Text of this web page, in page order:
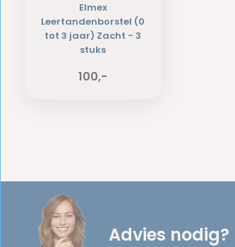
Elmex
Leertandenborstel (0
tot 3 jaar) Zacht - 3
stuks
100,-
Advies nodig?